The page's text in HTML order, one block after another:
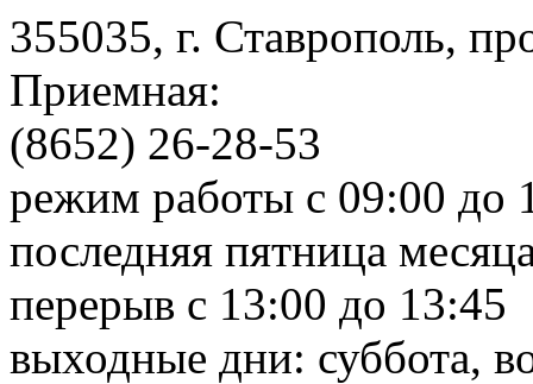
355035, г. Ставрополь,
Приемная:
(8652) 26-28-53
режим работы с 09:00 до
последняя пятница
перерыв с 13:00 до 13:45
выходные дни: суббота,